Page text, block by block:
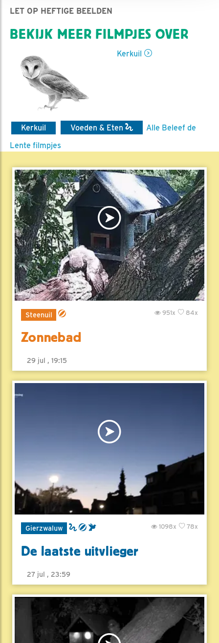
LET OP HEFTIGE BEELDEN
BEKIJK MEER FILMPJES OVER
Kerkuil
Kerkuil Voeden & Eten
Alle Beleef de
Lente filmpjes
Steenuil 84x
951x
Zonnebad
29 jul , 19:15
Gierzwaluw 78x
1098x
De laatste uitvlieger
27 jul , 23:59